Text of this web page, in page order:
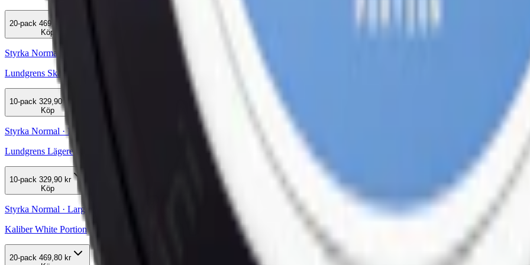
20-pack 469,80 kr
Köp
Styrka Normal · Large
Lundgrens Skärgården Vit Portion
10-pack 329,90 kr
Köp
Styrka Normal · Large
Lundgrens Lägereld
10-pack 329,90 kr
Köp
Styrka Normal · Large
Kaliber White Portion
20-pack 469,80 kr